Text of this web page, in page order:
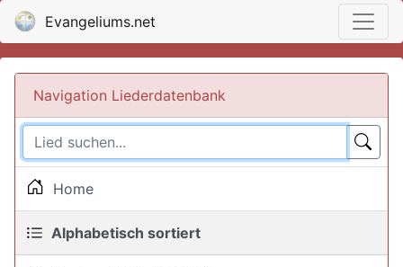
Evangeliums.net
Navigation Liederdatenbank
Home
Alphabetisch sortiert